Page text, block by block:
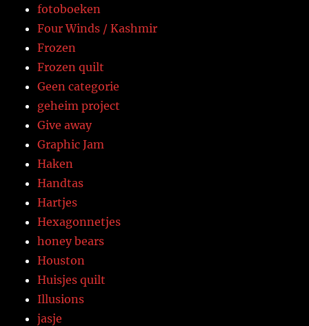
fotoboeken
Four Winds / Kashmir
Frozen
Frozen quilt
Geen categorie
geheim project
Give away
Graphic Jam
Haken
Handtas
Hartjes
Hexagonnetjes
honey bears
Houston
Huisjes quilt
Illusions
jasje